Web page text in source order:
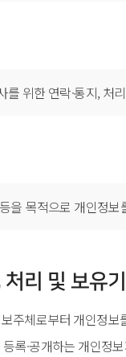
위한 연락·통지,
을 목적으로 개인정보
리 및 보유
주체로부터 개인정
록·공개하는 개인정